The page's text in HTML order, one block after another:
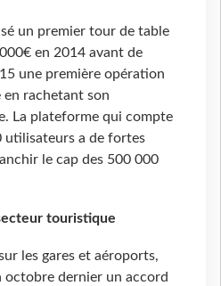
un premier tour de table
en 2014 avant de
une première opération
en rachetant son
La plateforme qui compte
utilisateurs a de fortes
le cap des 500 000
touristique
les gares et aéroports,
octobre dernier un accord